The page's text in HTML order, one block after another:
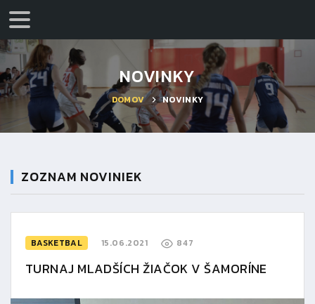
NOVINKY
DOMOV NOVINKY
ZOZNAM NOVINIEK
BASKETBAL 15.06.2021 847
TURNAJ MLADŠÍCH ŽIAČOK V ŠAMORÍNE